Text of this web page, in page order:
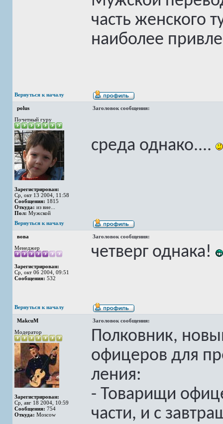
часть женского
наиболее
Вернуться к началу
polus
Заголовок сообщения:
Почетный гуру
Зарегистрирован:
Ср, окт 13 2004, 11:58
Сообщения: 1815
Откуда: из вне...
Пол: Мужской
среда однако....
Вернуться к началу
вова
Заголовок сообщения:
Менеджер
Зарегистрирован:
Ср, окт 06 2004, 09:51
Сообщения: 532
четверг однака!
Вернуться к началу
MakcuM
Заголовок сообщения:
Модератор
Зарегистрирован:
Ср, авг 18 2004, 10:59
Сообщения: 754
Откуда: Moscow
Полковник,
офицеров для
ления:
- Товарищи
части, и с